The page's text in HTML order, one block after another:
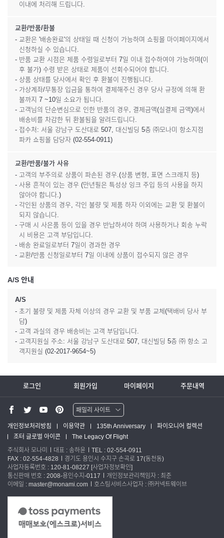
이내에 처리해 드립니다.
교환/반품/환불
- 교환은 '배송완료'의 상태일 때 신청이 가능하며 쇼핑몰 마이페이지에서
신청하실 수 있습니다.
- 반품 교환 시점은 제품 수령일로부터 7일 이내 접수하여야 가능하며(이
후 불가) 수령 받은 상태로 제품이 선회수되어야 합니다.
- 상품 상태를 당사에서 확인 후 환불이 진행됩니다.
- 가상계좌/무통장 입금을 통하여 결제해주신 경우 당사 규정에 의해 환
불까지 7 ~10일 소요가 됩니다.
- 고객님의 단순변심으로 인한 반품의 경우, 결제금액(실결제 금액)에서
배송비를 차감한 뒤 환불됨을 알려드립니다.
- 접수처: 서울 강남구 도산대로 507, 대신빌딩 5층 ㈜모나미 항소지점
파카 쇼핑몰 담당자 (02-554-0911)
교환/반품/불가 사유
- 고객의 부주의로 상품이 파손된 경우.(상품 변형, 표면 스크래치 등)
- 사용 흔적이 있는 경우 (만년필은 특성상 잉크 주입 등의 사용을 하지
않아야 합니다.)
- 각인된 상품의 경우, 각인 불량 및 제품 하자 이외에는 교환 및 환불이
되지 않습니다.
- 구매 시 사은품 등이 있을 경우 반납하셔야 하며 사용하거나 회송 누락
시 비용은 고객 부담입니다.
- 배송 완료일로부터 7일이 경과한 경우
- 교환/반품 신청일로부터 7일 이내에 상품이 접수되지 않은 경우
A/S 안내
A/S
- 초기 불량 및 제품 자체 이상의 경우 교환 및 부품 교체(택배비 당사 부
담)
- 고객 과실의 경우 배송비는 고객 부담입니다.
- 고객지원실 주소: 서울 강남구 도산대로 507, 대신빌딩 5층 ㈜ 항소 고
객지원실 (02-2017-9654~5)
로그인 회원가입 마이페이지 주문내역
패밀리 사이트
워터맨 쇼핑몰
파카 글로벌
개인정보처리방침 이용약관 135th Anniversary
파이오니어 컬렉션
조터 글로벌 아이콘
The Legacy Of Flight
주식회사 모나미
대표 : 송하윤
TEL : 02-554-0911
FAX : 02-554-4828
경기도 용인시 수지구 손곡로 17(동천동)
사업자등록번호 : 120-81-08227 [사업자정보확인]
통신판매 번호 : 2008-용인수지-0117
개인정보관리책임자 : 최준
이메일 : master@monami.com
호스팅서비스사업자 : ㈜커넥트웨이브